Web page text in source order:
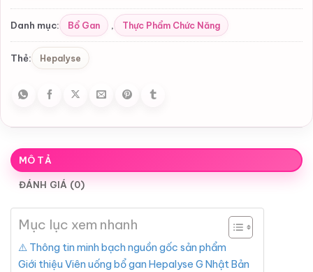
Danh mục: Bổ Gan , Thực Phẩm Chức Năng
Thẻ: Hepalyse
MÔ TẢ
ĐÁNH GIÁ (0)
Mục lục xem nhanh
⚠️ Thông tin minh bạch nguồn gốc sản phẩm
Giới thiệu Viên uống bổ gan Hepalyse G Nhật Bản